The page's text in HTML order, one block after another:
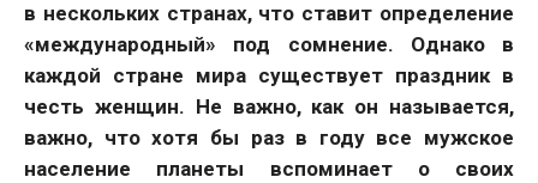
в нескольких странах, что ставит определение
«международный» под сомнение. Однако в
каждой стране мира существует праздник в
честь женщин. Не важно, как он называется,
важно, что хотя бы раз в году все мужское
население планеты вспоминает о своих